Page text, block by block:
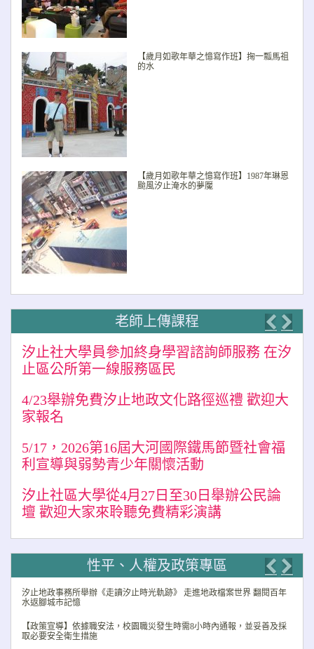
【歲月如歌年華之憶寫作班】掬一瓢馬祖
的水
【歲月如歌年華之憶寫作班】1987年琳恩
颱風汐止淹水的夢魘
老師上傳課程
汐止社大學員參加終身學習諮詢師服務 在汐
止區公所第一線服務區民
4/23舉辦免費汐止地政文化路徑巡禮 歡迎大
家報名
5/17，2026第16屆大河國際鐵馬節暨社會福
利宣導與弱勢青少年關懷活動
汐止社區大學從4月27日至30日舉辦公民論
壇 歡迎大家來聆聽免費精彩演講
性平、人權及政策專區
汐止地政事務所舉辦《走讀汐止時光軌跡》 走進地政檔案世界 翻閱百年
水返腳城市記憶
【政策宣導】依據職安法，校園職災發生時需8小時內通報，並妥善及採
取必要安全衛生措施